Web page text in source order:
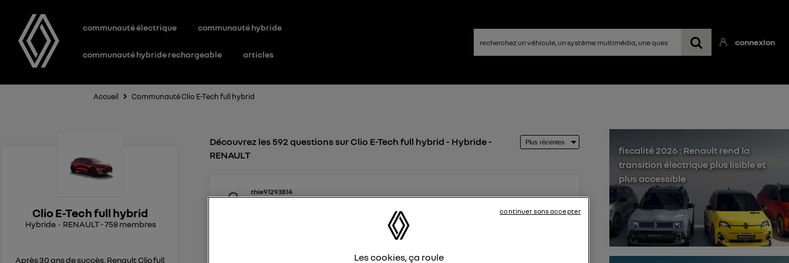
communauté électrique communauté hybride
communauté hybride rechargeable articles
connexion
Accueil Communauté Clio E-Tech full hybrid
Clio E-Tech full hybrid
Hybride RENAULT-758membres
Après 30 ans de succès, Renault Clio full
Découvrez les 592 questions sur Clio E-Tech full hybrid - Hybride -
RENAULT
thie91293814
2likes
Fonte sur enrobage plastique flexibles moteur
En ouvrant ce jour le.capot pour faire le niveau liquide essuie glace,j ai
fiscalité 2026 : Renault rend la
transition électrique plus lisible et
plus accessible
Les cookies, ça roule
continuer sans accepter